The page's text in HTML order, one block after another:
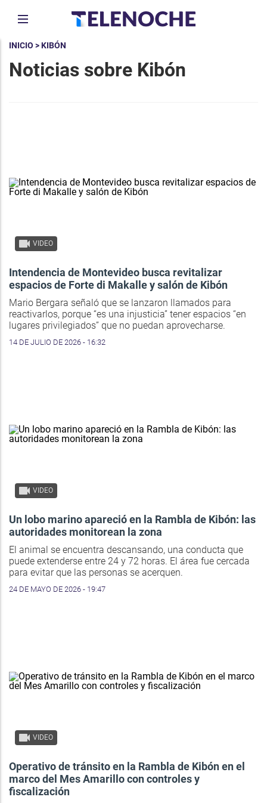
INICIO > KIBÓN
Noticias sobre Kibón
VIDEO
Intendencia de Montevideo busca revitalizar
espacios de Forte di Makalle y salón de Kibón
Mario Bergara señaló que se lanzaron llamados para
reactivarlos, porque “es una injusticia” tener espacios “en
lugares privilegiados” que no puedan aprovecharse.
14 DE JULIO DE 2026 - 16:32
VIDEO
Un lobo marino apareció en la Rambla de Kibón: las
autoridades monitorean la zona
El animal se encuentra descansando, una conducta que
puede extenderse entre 24 y 72 horas. El área fue cercada
para evitar que las personas se acerquen.
24 DE MAYO DE 2026 - 19:47
VIDEO
Operativo de tránsito en la Rambla de Kibón en el
marco del Mes Amarillo con controles y
fiscalización